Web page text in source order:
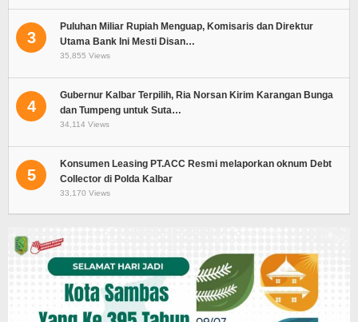
3
Puluhan Miliar Rupiah Menguap, Komisaris dan Direktur
Utama Bank Ini Mesti Disan…
35,855 Views
4
Gubernur Kalbar Terpilih, Ria Norsan Kirim Karangan Bunga
dan Tumpeng untuk Suta…
34,114 Views
5
Konsumen Leasing PT.ACC Resmi melaporkan oknum Debt
Collector di Polda Kalbar
33,170 Views